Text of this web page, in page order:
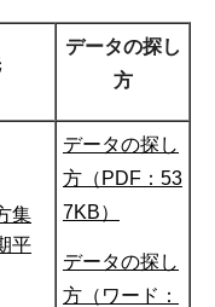
データの探し
方
集
平
データの探し
方（PDF：53
7KB）
データの探し
方（ワード：